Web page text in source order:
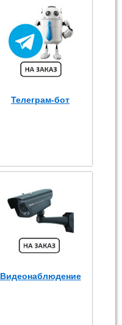
Телеграм-бот
Видеонаблюдение